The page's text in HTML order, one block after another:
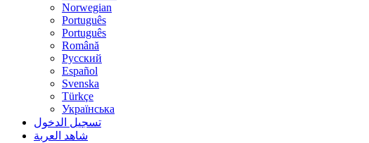
Norwegian
Português
Português
Română
Русский
Español
Svenska
Türkçe
Українська
تسجيل الدخول
شاهد العربة